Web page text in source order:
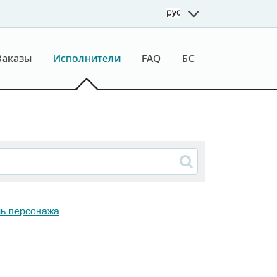
Исполнители FAQ БС
персонажа